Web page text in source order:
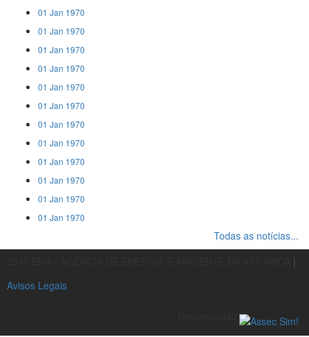
01 Jan 1970
01 Jan 1970
01 Jan 1970
01 Jan 1970
01 Jan 1970
01 Jan 1970
01 Jan 1970
01 Jan 1970
01 Jan 1970
01 Jan 1970
01 Jan 1970
01 Jan 1970
Todas as notícias...
|
Avisos Legais